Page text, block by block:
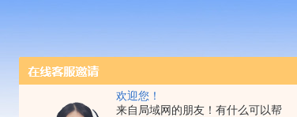
欢迎您！
来自局域网的朋友！有什么可以帮